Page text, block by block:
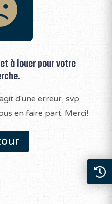
à louer pour votre
d'une erreur, svp
en faire part. Merci!